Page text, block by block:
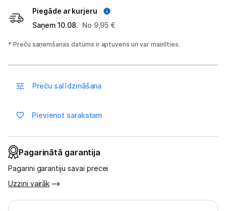
Tet pakalpojumi
Informācija
Piegāde ar kurjeru
Saņem 10.08. No 9,95 €
* Preču saņemšanas datums ir aptuvens un var mainīties.
Preču salīdzināšana
Pievienot sarakstam
Pagarinātā garantija
Pagarini garantiju savai precei
Uzzini vairāk